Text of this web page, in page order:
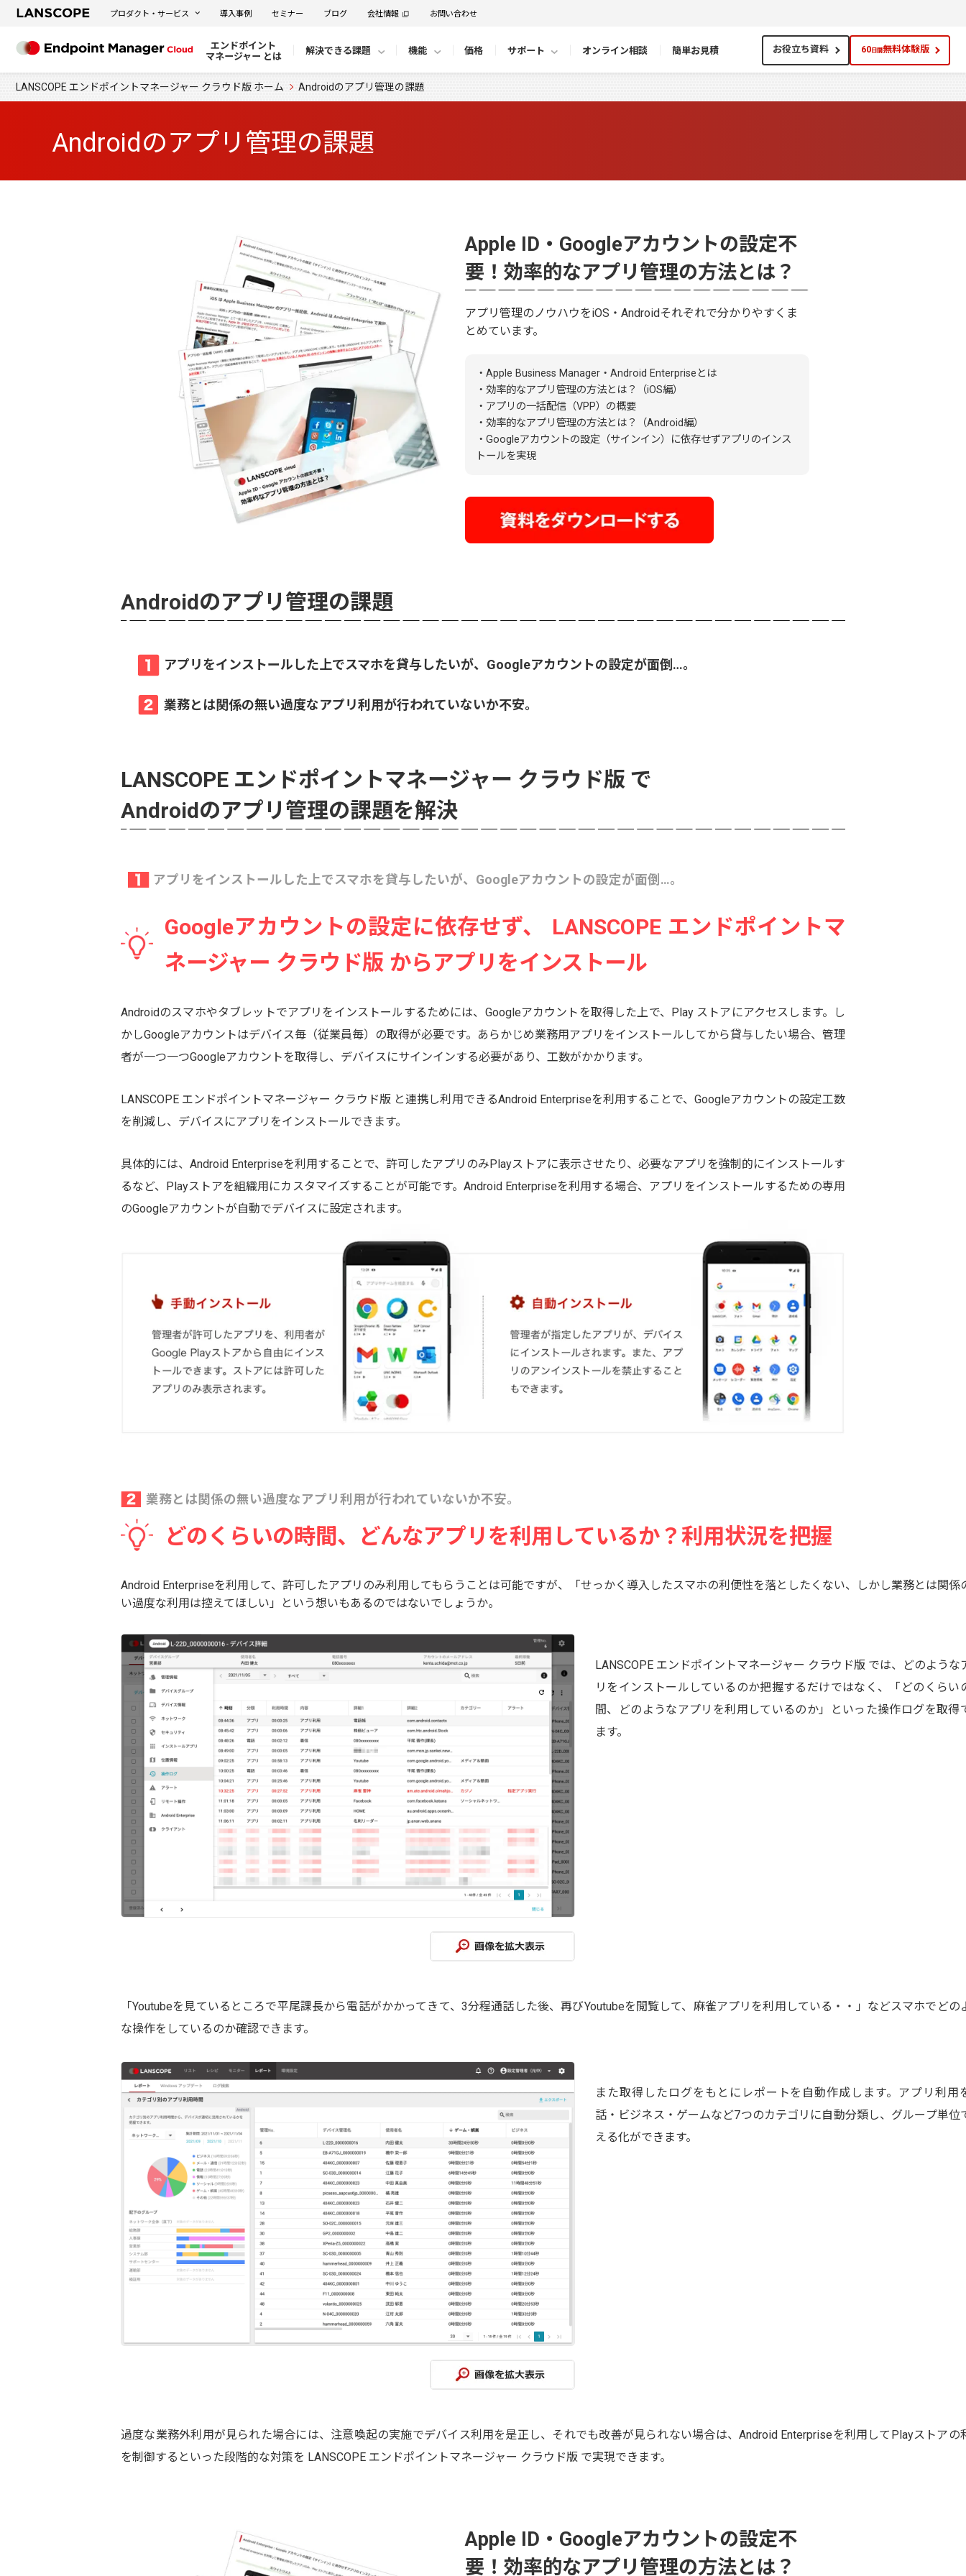
プロダクト・サービス 導入事例 セミナー ブログ 会社情報 お問い合わせ
エンドポイント
マネージャー とは 解決できる課題 機能 価格 サポート オンライン相談 簡単お見積 お役立ち資料 60日間無料体験版
LANSCOPE エンドポイントマネージャー クラウド版 ホーム Androidのアプリ管理の課題
Androidのアプリ管理の課題
Apple ID・Googleアカウントの設定不
要！効率的なアプリ管理の方法とは？
アプリ管理のノウハウをiOS・Androidそれぞれで分かりやすくま
とめています。
・Apple Business Manager・Android Enterpriseとは
・効率的なアプリ管理の方法とは？（iOS編）
・アプリの一括配信（VPP）の概要
・効率的なアプリ管理の方法とは？（Android編）
・Googleアカウントの設定（サインイン）に依存せずアプリのインス
トールを実現
Androidのアプリ管理の課題
アプリをインストールした上でスマホを貸与したいが、Googleアカウントの設定が面倒…。
業務とは関係の無い過度なアプリ利用が行われていないか不安。
LANSCOPE エンドポイントマネージャー クラウド版 で
Androidのアプリ管理の課題を解決
アプリをインストールした上でスマホを貸与したいが、Googleアカウントの設定が面倒…。
Googleアカウントの設定に依存せず、 LANSCOPE エンドポイントマ
ネージャー クラウド版 からアプリをインストール
Androidのスマホやタブレットでアプリをインストールするためには、Googleアカウントを取得した上で、Play ストアにアクセスします。し
かしGoogleアカウントはデバイス毎（従業員毎）の取得が必要です。あらかじめ業務用アプリをインストールしてから貸与したい場合、管理
者が一つ一つGoogleアカウントを取得し、デバイスにサインインする必要があり、工数がかかります。
LANSCOPE エンドポイントマネージャー クラウド版 と連携し利用できるAndroid Enterpriseを利用することで、Googleアカウントの設定工数
を削減し、デバイスにアプリをインストールできます。
具体的には、Android Enterpriseを利用することで、許可したアプリのみPlayストアに表示させたり、必要なアプリを強制的にインストールす
るなど、Playストアを組織用にカスタマイズすることが可能です。Android Enterpriseを利用する場合、アプリをインストールするための専用
のGoogleアカウントが自動でデバイスに設定されます。
業務とは関係の無い過度なアプリ利用が行われていないか不安。
どのくらいの時間、どんなアプリを利用しているか？利用状況を把握
Android Enterpriseを利用して、許可したアプリのみ利用してもらうことは可能ですが、「せっかく導入したスマホの利便性を落としたくない、しかし業務とは関係
い過度な利用は控えてほしい」という想いもあるのではないでしょうか。
LANSCOPE エンドポイントマネージャー クラウド版 では、どのような
リをインストールしているのか把握するだけではなく、「どのくらい
間、どのようなアプリを利用しているのか」といった操作ログを取得
ます。
「Youtubeを見ているところで平尾課長から電話がかかってきて、3分程通話した後、再びYoutubeを閲覧して、麻雀アプリを利用している・・」などスマホでどの
な操作をしているのか確認できます。
また取得したログをもとにレポートを自動作成します。アプリ利用
話・ビジネス・ゲームなど7つのカテゴリに自動分類し、グループ単位
える化ができます。
過度な業務外利用が見られた場合には、注意喚起の実施でデバイス利用を是正し、それでも改善が見られない場合は、Android Enterpriseを利用してPlayストアの
を制御するといった段階的な対策を LANSCOPE エンドポイントマネージャー クラウド版 で実現できます。
Apple ID・Googleアカウントの設定不
要！効率的なアプリ管理の方法とは？